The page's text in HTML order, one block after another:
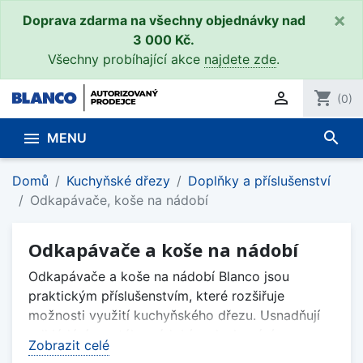
Doprava zdarma na všechny objednávky nad
3 000 Kč.
Všechny probíhající akce najdete zde.
×
 shopping_cart (0)
 MENU search
Domů Kuchyňské dřezy
Doplňky a příslušenství
Odkapávače, koše na nádobí
Odkapávače a koše na nádobí
Zobrazit celé
Odkapávače a koše na nádobí Blanco jsou
praktickým příslušenstvím, které rozšiřuje
možnosti využití kuchyňského dřezu. Usnadňují
zeleniny i přípravu surovin. Díky přesnému